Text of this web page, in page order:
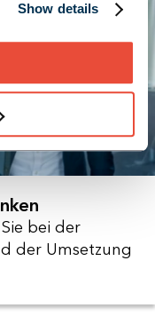
Show details
bei der
der Umsetzung